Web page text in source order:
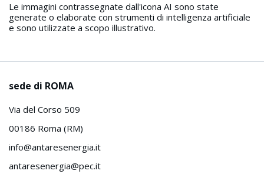
Le immagini contrassegnate dall'icona AI sono state
generate o elaborate con strumenti di intelligenza artificiale
e sono utilizzate a scopo illustrativo.
sede di ROMA
Via del Corso 509
00186 Roma (RM)
info@antaresenergia.it
antaresenergia@pec.it